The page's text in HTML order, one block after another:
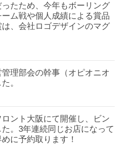
たため、今年もボーリング
ム戦や個人成績による賞品
、会社ロゴデザインのマグ
理部会の幹事（オピオニオ
。
ント大阪にて開催し、ビン
。3年連続同じお店になって
に予約取ります！